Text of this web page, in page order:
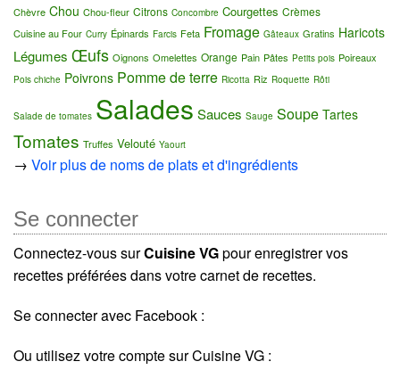
Chèvre Chou Chou-fleur Citrons Concombre Courgettes Crèmes
Cuisine au Four Curry Épinards Farcis Feta Fromage Gâteaux Gratins Haricots
Légumes Œufs Oignons Omelettes Orange Pain Pâtes Petits pois Poireaux
Pois chiche Poivrons Pomme de terre Ricotta Riz Roquette Rôti
Salade de tomates Salades Sauces Sauge Soupe Tartes
Tomates Truffes Velouté Yaourt
→ Voir plus de noms de plats et d'ingrédients
Se connecter
Connectez-vous surCuisine VGpour enregistrer vos
recettes préférées dans votre carnet de recettes.
Se connecter avec Facebook :
Ou utilisez votre compte sur Cuisine VG :